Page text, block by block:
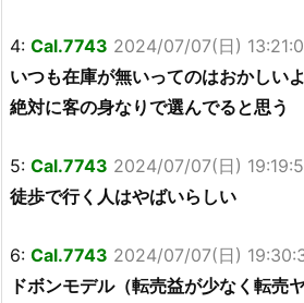
4: Cal.7743 2024/07/07(日)
いつも在庫が無いってのはおかしい
絶対に客の身なりで選んでると思う
5: Cal.7743 2024/07/07(日)
徒歩で行く人はやばいらしい
6: Cal.7743 2024/07/07(日)
ドボンモデル（転売益が少なく転売